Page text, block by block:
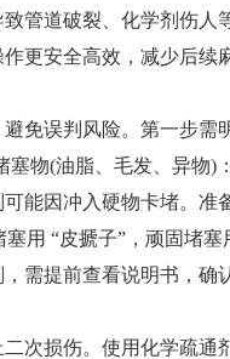
道破裂、化学剂伤人
更安全高效，减少后续
误判风险。第一步需
塞物(油脂、毛发、异物)
能因冲入硬物卡堵。准
用 “皮搋子”，顽固堵
需提前查看说明书，确
损伤。使用化学疏通